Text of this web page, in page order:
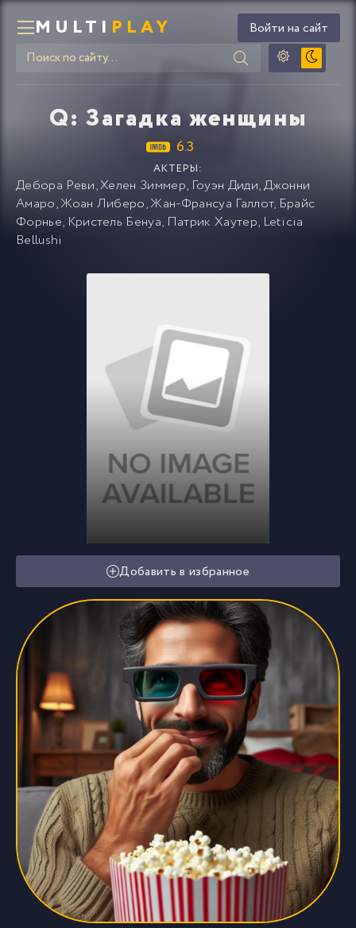
MULTI PLAY Войти на сайт
Q: Загадка женщины
6.3
АКТЕРЫ:
Дебора Реви,Хелен Зиммер, Гоуэн Диди,Джонни
Амаро,Жоан Либеро,Жан-Франсуа Галлот, Брайс
Форнье, Кристель Бенуа, Патрик Хаутер, Leticia
Bellushi
Добавить в избранное